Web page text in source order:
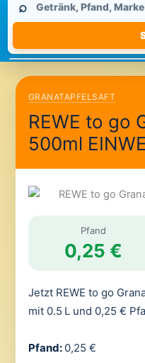
durchsuchen
⌕
GRANATAPFELSAFT
REWE to go
500ml
Pfand
0,25 €
Jetzt REWE to go
mit 0.5 L und 0,25 €
Pfand: 0,25 €